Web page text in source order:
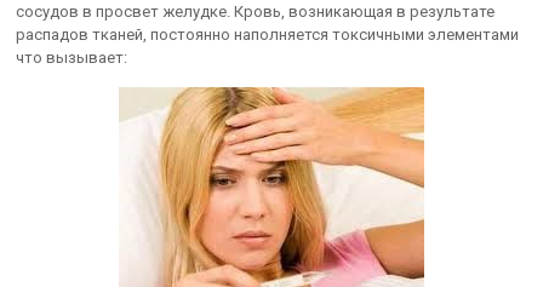
сосудов в просвет желудке. Кровь, возникающая в результате
распадов тканей, постоянно наполняется токсичными элементами
что вызывает: